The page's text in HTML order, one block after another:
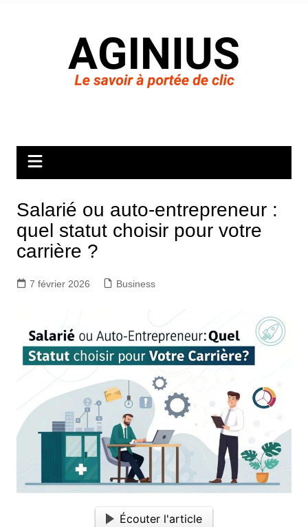
Salarié ou auto-entrepreneur :
quel statut choisir pour votre
carrière ?
7 février 2026 Business
Écouter l'article